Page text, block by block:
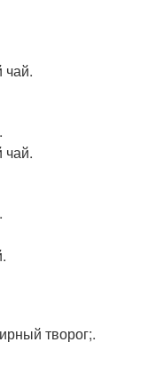
чай.
чай.
творог;.